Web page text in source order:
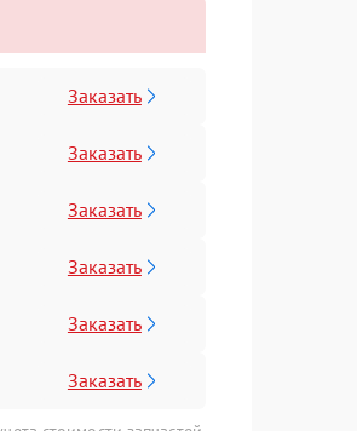
Заказать
Заказать
Заказать
Заказать
Заказать
Заказать